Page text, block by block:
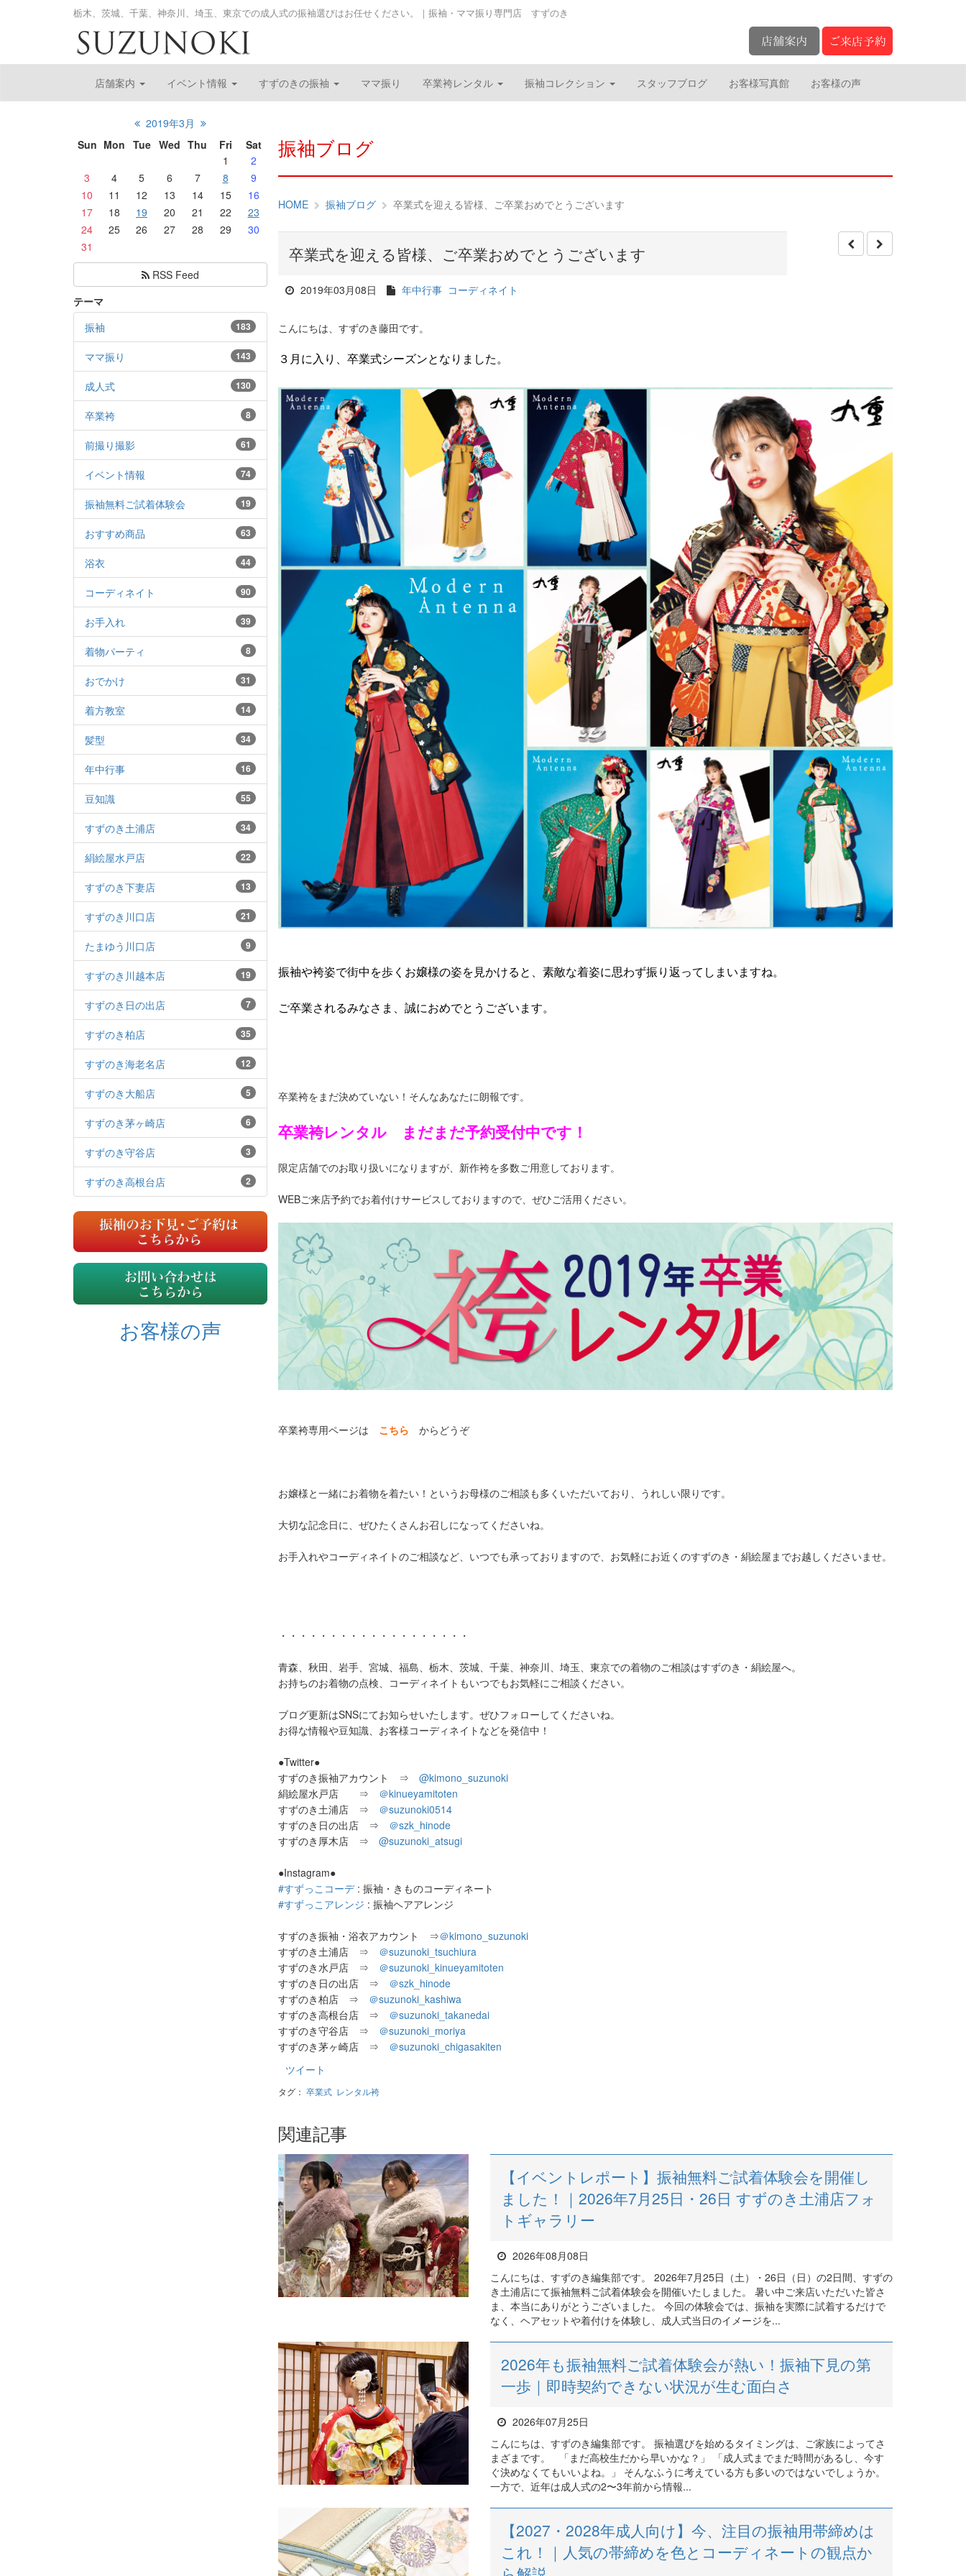
栃木、茨城、千葉、神奈川、埼玉、東京での成人式の振袖選びはお任せください。｜振袖・ママ振り専門店 すずのき
店舗案内 イベント情報 すずのきの振袖 ママ振り 卒業袴レンタル 振袖コレクション スタッフブログ お客様写真館 お客様の声
2019年3月
Sun Mon Tue Wed Thu Fri
Sat
1
2
3
4 5 6 7 8
9
10
11 12 13 14 15
16
17
18 19 20 21 22
23
24
25 26 27 28 29
30
31
RSS Feed
テーマ
183
振袖
143
ママ振り
130
成人式
8
卒業袴
61
前撮り撮影
74
イベント情報
19
振袖無料ご試着体験会
63
おすすめ商品
44
浴衣
90
コーディネイト
39
お手入れ
8
着物パーティ
31
おでかけ
14
着方教室
34
髪型
16
年中行事
55
豆知識
34
すずのき土浦店
22
絹絵屋水戸店
13
すずのき下妻店
21
すずのき川口店
9
たまゆう川口店
19
すずのき川越本店
7
すずのき日の出店
35
すずのき柏店
12
すずのき海老名店
5
すずのき大船店
6
すずのき茅ヶ崎店
3
すずのき守谷店
2
すずのき高根台店
お客様の声
振袖ブログ
HOME 振袖ブログ 卒業式を迎える皆様、ご卒業おめでとうございます
卒業式を迎える皆様、ご卒業おめでとうございます
2019年03月08日 年中行事 コーディネイト
こんにちは、すずのき藤田です。
３月に入り、卒業式シーズンとなりました。
振袖や袴姿で街中を歩くお嬢様の姿を見かけると、素敵な着姿に思わず振り返ってしまいますね。
ご卒業されるみなさま、誠におめでとうございます。
卒業袴をまだ決めていない！そんなあなたに朗報です。
卒業袴レンタル まだまだ予約受付中です！
限定店舗でのお取り扱いになりますが、新作袴を多数ご用意しております。
WEBご来店予約でお着付けサービスしておりますので、ぜひご活用ください。
卒業袴専用ページは こちら からどうぞ
お嬢様と一緒にお着物を着たい！というお母様のご相談も多くいただいており、うれしい限りです。
大切な記念日に、ぜひたくさんお召しになってくださいね。
お手入れやコーディネイトのご相談など、いつでも承っておりますので、お気軽にお近くのすずのき・絹絵屋までお越しくださいませ。
・・・・・・・・・・・・・・・・・・・
青森、秋田、岩手、宮城、福島、栃木、茨城、千葉、神奈川、埼玉、東京での着物のご相談はすずのき・絹絵屋へ。
お持ちのお着物の点検、コーディネイトもいつでもお気軽にご相談ください。
ブログ更新はSNSにてお知らせいたします。ぜひフォローしてくださいね。
お得な情報や豆知識、お客様コーディネイトなどを発信中！
●Twitter●
すずのき振袖アカウント ⇒ @kimono_suzunoki
絹絵屋水戸店 ⇒ ＠kinueyamitoten
すずのき土浦店 ⇒ ＠suzunoki0514
すずのき日の出店 ⇒ ＠szk_hinode
すずのき厚木店 ⇒ @suzunoki_atsugi
●Instagram●
#すずっこコーデ : 振袖・きものコーディネート
#すずっこアレンジ : 振袖ヘアアレンジ
すずのき振袖・浴衣アカウント ⇒＠kimono_suzunoki
すずのき土浦店 ⇒ ＠suzunoki_tsuchiura
すずのき水戸店 ⇒ ＠suzunoki_kinueyamitoten
すずのき日の出店 ⇒ ＠szk_hinode
すずのき柏店 ⇒ ＠suzunoki_kashiwa
すずのき高根台店 ⇒ ＠suzunoki_takanedai
すずのき守谷店 ⇒ ＠suzunoki_moriya
すずのき茅ヶ崎店 ⇒ ＠suzunoki_chigasakiten
ツイート
タグ： 卒業式 レンタル袴
関連記事
【イベントレポート】振袖無料ご試着体験会を開催し
ました！｜2026年7月25日・26日 すずのき土浦店フォ
トギャラリー
2026年08月08日
こんにちは、すずのき編集部です。 2026年7月25日（土）・26日（日）の2日間、すずの
き土浦店にて振袖無料ご試着体験会を開催いたしました。 暑い中ご来店いただいた皆さ
ま、本当にありがとうございました。 今回の体験会では、振袖を実際に試着するだけで
なく、ヘアセットや着付けを体験し、成人式当日のイメージを...
2026年も振袖無料ご試着体験会が熱い！振袖下見の第
一歩｜即時契約できない状況が生む面白さ
2026年07月25日
こんにちは、すずのき編集部です。 振袖選びを始めるタイミングは、ご家族によってさ
まざまです。 「まだ高校生だから早いかな？」 「成人式までまだ時間があるし、今す
ぐ決めなくてもいいよね。」 そんなふうに考えている方も多いのではないでしょうか。
一方で、近年は成人式の2〜3年前から情報...
【2027・2028年成人向け】今、注目の振袖用帯締めは
これ！｜人気の帯締めを色とコーディネートの観点か